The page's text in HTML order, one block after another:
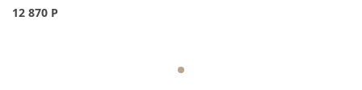
12 870 Р